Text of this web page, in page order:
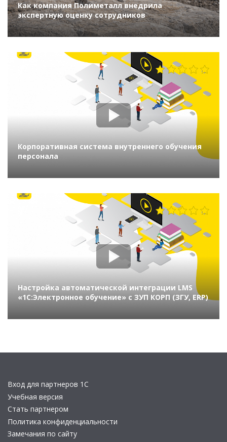
Как компания Полиметалл внедрила
экспертную оценку сотрудников
Корпоративная система внутреннего обучения
персонала
Настройка автоматической интеграции LMS
«1С:Электронное обучение» с ЗУП КОРП (ЗГУ, ERP)
Вход для партнеров 1С
Учебная версия
Стать партнером
Политика конфиденциальности
Замечания по сайту